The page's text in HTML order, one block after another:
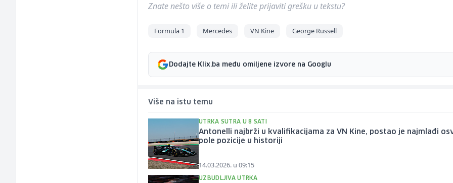
Znate nešto više o temi ili želite prijaviti grešku u tekstu?
Formula 1 Mercedes VN Kine George Russell
Dodajte Klix.ba među omiljene izvore na Googlu
Više na istu temu
UTRKA SUTRA U 8 SATI
Antonelli najbrži u kvalifikacijama za VN Kine, postao je najmlađi
pole pozicije u historiji
14.03.2026. u 09:15
UZBUDLJIVA UTRKA